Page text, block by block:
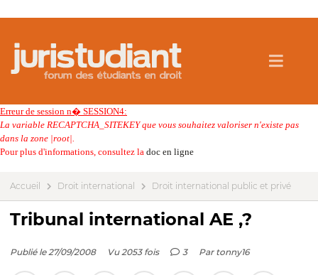
Erreur de session n� SESSION4:
La variable RECAPTCHA_SITEKEY que vous souhaitez valoriser n'existe pas
dans la zone |root|.
Pour plus d'informations, consultez la doc en ligne
Accueil Droit international Droit international public et privé
Tribunal international AE ,?
Publié le 27/09/2008 Vu 2053 fois 3 Par tonny16